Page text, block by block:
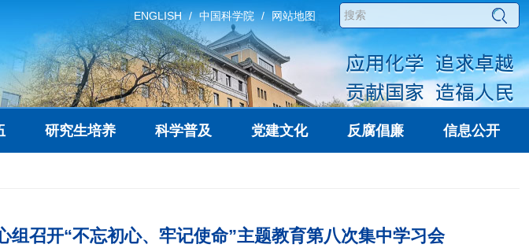
ENGLISH 中国科学院 网站地图
研究生培养 科学普及 党建文化 反腐倡廉 信息公开
组召开“不忘初心、牢记使命”主题教育第八次集中学习会